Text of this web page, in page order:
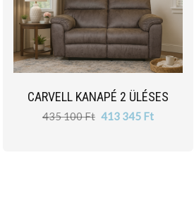
CARVELL KANAPÉ 2 ÜLÉSES
435 100 Ft 413 345 Ft